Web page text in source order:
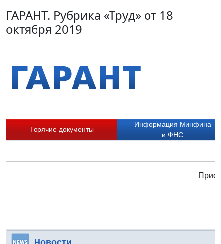
ГАРАНТ. Рубрика «Труд» от 18
октября 2019
Горячие документы
Информация Минфина
и ФНС
Новости